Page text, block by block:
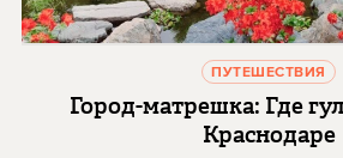
ПУТЕШЕСТВИЯ
Город-матрешка: Где
Краснодаре